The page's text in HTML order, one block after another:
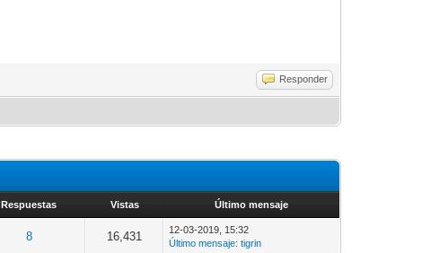
Responder
Respuestas Vistas Último mensaje
8 16,431
12-03-2019, 15:32
Último mensaje:tigrin